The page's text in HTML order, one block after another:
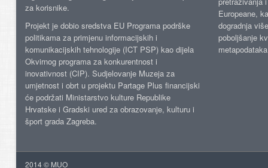
za korisnike.
Projekt je dobio sredstva EU Programa podrške
politikama za primjenu informacijskih i
komunikacijskih tehnologije (ICT PSP) kao dijela
Okvirnog programa za konkurentnost i
inovativnost (CIP). Sudjelovanje Muzeja za
umjetnost i obrt u projektu Partage Plus financijski
će podržati Ministarstvo kulture Republike
Hrvatske i Gradski ured za obrazovanje, kulturu i
šport grada Zagreba.
Europeane,
dogradnja
poboljšanje
2014 © MUO